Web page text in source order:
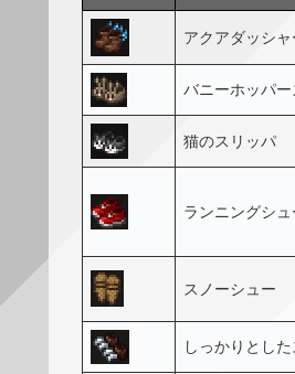
アクアダッシャ
バニーホッパー
猫のスリッパ
ランニングシ
スノーシュー
しっかりとし